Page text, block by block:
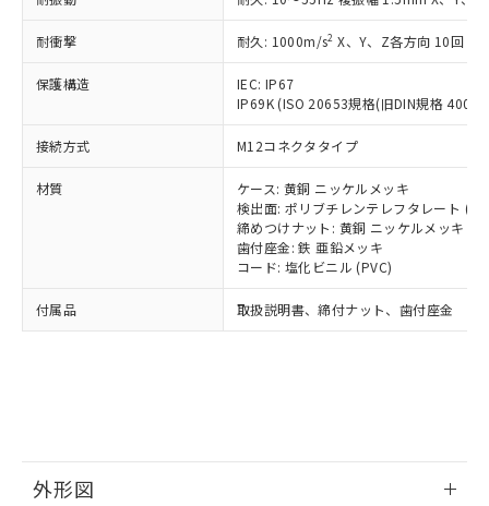
耐衝撃 耐久: 1000m/s2 X、Y、Z各方向 10回
保護構造
IEC: IP67
IP69K (ISO 20653規格(旧DIN規格
接続方式 M12コネクタタイプ
材質
ケース: 黄銅 ニッケルメッキ
検出面: ポリブチレンテレフタレート
締めつけナット: 黄銅 ニッケルメッキ
歯付座金: 鉄 亜鉛メッキ
コード: 塩化ビニル (PVC)
付属品 取扱説明書、締付ナット、歯付座金
外形図
覧された時点での実際の在庫および標
準価格とは異なる場合があることをご
了承ください。
正式な納期状況および標準価格はお客
様のお取引先、またはお客様担当のオ
ムロン制御機器販売店・当社販売員に
ご相談ください。
オムロン制御機器販売店や当社販売拠
販売ネットワーク
」をご確認
在庫状況および標準価格結果を当社の
事前の承諾なく第三者に漏洩または開
示しないようお願いします。
マイパーツ機能（部品リスト作成サー
ビス）をご利用いただくには、I-Web
六価クロム(Cr(Ⅵ)) 1000ppm以下、ポリ臭化ビフェニル
類(PBB) 1000ppm以下、ポリ臭化ジフェニルエーテル類
(PBDE) 1000ppm以下、フタル酸ビス(2-エチルヘキシ
ル) (DEHP)(別名：DOP) 1000ppm以下、フタル酸ブチ
ルベンジル（BBP） 1000ppm以下、フタル酸ジブチル
（DBP） 1000ppm以下、フタル酸ジイソブチル
但し、RoHS指令で産業用監視および制御機器に対する
図的な使用がないことを確認しています。
部品在庫の切り替え状況などにより、予定
月が前後することがあります。
下記の非含有証明書をダウンロードするこ
とができます。
Pb(鉛) :1000ppm、 Hg(水銀) : 1000ppm、 Cd(カドミウ
Cr(Ⅵ)(六価クロム) : 1000ppm、 PBBs(ポリ臭化ビフェ
ニル類) : 1000ppm、 PBDEs(ポリ臭化ジフェニルエーテ
ル類) : 1000ppm、
DBP(フタル酸ジブチル) : 1000ppm、 DIBP(フタル酸ジ
イソブチル) : 1000ppm、 BBP(フタル酸ブチルベンジ
DEHP(フタル酸ビス(2-エチルヘキシル)) : 1000ppm
※2 環境保護使用期限
「ｅ」：有害物質（10物質）のすべてが基
準値以下であることを示します。
「10」：通常の使用状況下において有害物
質が外部に漏えいし、環境に深刻な影響を
国政府の輸出許可(または役務取引許
可)を取得するなどの必要な手続きを
当社は規制貨物を破棄する場合は、完
全に破砕するなど、違法に輸出されな
いよう必要な手段を講じます。
当社は貴社製品を、核兵器、ミサイ
ル、化学兵器、生物兵器またはその他
武器並びにこれらの製造装置等に一切
使用いたしません。
当社は、貴社製品を第三者に販売する
場合は、上記1、2および3の内容を当
該第三者に通知します。また当社は、
販売先および販売に係わる関係者が違
法に輸出するおそれがある場合は、取
一定数以上の在庫あり
一定数には満たないが在庫あり
在庫なし(最新の在庫状況につ
いては、お客様のお取引先、ま
たはお客様担当のオムロン制御
機器販売店・当社販売員にご確
認ください)
白
受注生産機種、また在庫状況の
情報を公開していない機種